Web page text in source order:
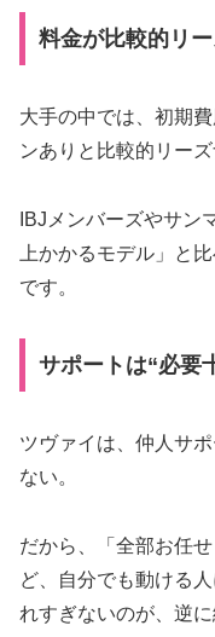
料金が比較的リ
大手の中では、初期
ンありと比較的リーズ
IBJメンバーズやサン
上かかるモデル」と
です。
サポートは“必要
ツヴァイは、仲人サ
ない。
だから、「全部お任
ど、自分でも動ける
れすぎないのが、逆